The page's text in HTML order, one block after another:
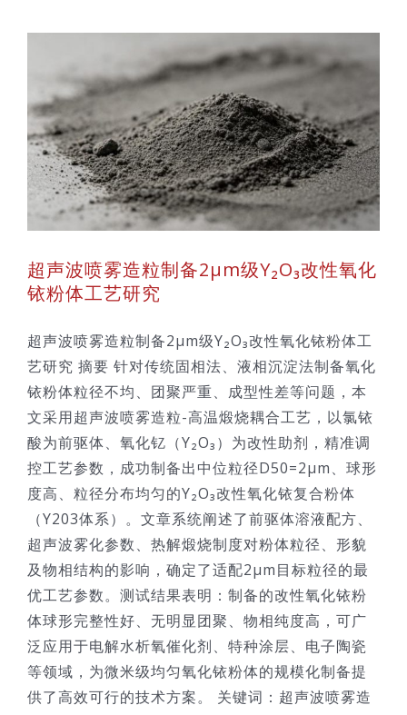
超声波喷雾造粒制备2μm级Y₂O₃改性氧化
铱粉体工艺研究
超声波喷雾造粒制备2μm级Y₂O₃改性氧化铱粉体工
艺研究 摘要 针对传统固相法、液相沉淀法制备氧化
铱粉体粒径不均、团聚严重、成型性差等问题，本
文采用超声波喷雾造粒-高温煅烧耦合工艺，以氯铱
酸为前驱体、氧化钇（Y₂O₃）为改性助剂，精准调
控工艺参数，成功制备出中位粒径D50=2μm、球形
度高、粒径分布均匀的Y₂O₃改性氧化铱复合粉体
（Y203体系）。文章系统阐述了前驱体溶液配方、
超声波雾化参数、热解煅烧制度对粉体粒径、形貌
及物相结构的影响，确定了适配2μm目标粒径的最
优工艺参数。测试结果表明：制备的改性氧化铱粉
体球形完整性好、无明显团聚、物相纯度高，可广
泛应用于电解水析氧催化剂、特种涂层、电子陶瓷
等领域，为微米级均匀氧化铱粉体的规模化制备提
供了高效可行的技术方案。 关键词：超声波喷雾造